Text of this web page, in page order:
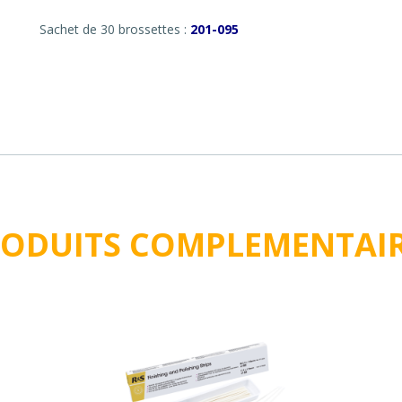
Sachet de 30 brossettes : 201-095